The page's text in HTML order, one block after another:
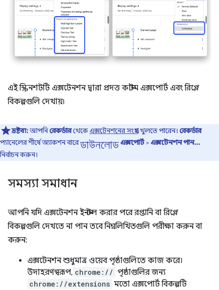
এই স্ক্রিনশটটি এক্সটেনশন দ্বারা প্রদত্ত কাস্টম এক্সপোর্ট এবং রিপ্লে
বিকল্পগুলি দেখায়৷
দ্রষ্টব্য:আপনিরেকর্ডারথেকেএক্সটেনশনের সংগ্রহখুলতে পারেন। রেকর্ডার
প্যানেলের শীর্ষে অ্যাকশন বারেডাউনলোডএক্সপোর্ট>এক্সটেনশন পান...
নির্বাচন করুন।
সমস্যা সমাধান
আপনি যদি এক্সটেনশন ইনস্টল করার পরে রপ্তানি বা রিপ্লে
বিকল্পগুলি দেখতে না পান তবে নিম্নলিখিতগুলি পরীক্ষা করুন বা
করুন:
এক্সটেনশন শুধুমাত্র ওয়েব পৃষ্ঠাগুলিতে কাজ করে।
উদাহরণস্বরূপ, chrome:// পৃষ্ঠাগুলির জন্য
chrome://extensions মতো এক্সপোর্ট বিকল্পটি